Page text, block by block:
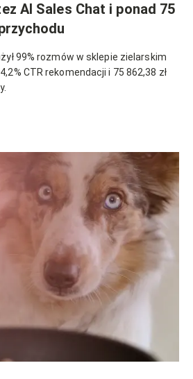
AI Sales Chat i ponad 75
99% rozmów w sklepie zielarskim
CTR rekomendacji i 75 862,38 zł